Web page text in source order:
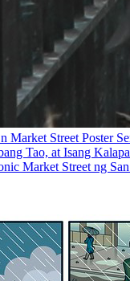
Market Street Poster
Tao, at Isang
Market Street ng